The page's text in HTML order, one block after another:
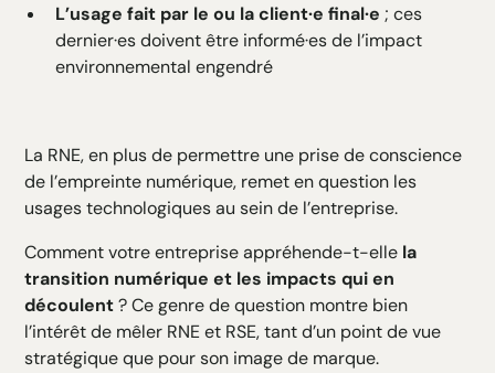
L’usage fait par le ou la client·e final·e ; ces
dernier·es doivent être informé·es de l’impact
environnemental engendré
La RNE, en plus de permettre une prise de conscience
de l’empreinte numérique, remet en question les
usages technologiques au sein de l’entreprise.
Comment votre entreprise appréhende-t-elle la
transition numérique et les impacts qui en
découlent? Ce genre de question montre bien
l’intérêt de mêler RNE et RSE, tant d’un point de vue
stratégique que pour son image de marque.